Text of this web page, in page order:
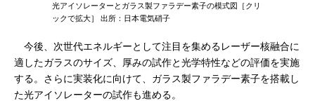
光アイソレーターとガラス製ファラデー素子の模式図［クリ
ックで拡大］ 出所：日本電気硝子
今後、次世代エネルギーとして注目を集めるレーザー核融合に
適したガラスのサイズ、厚みの試作と光学特性などの評価を実施
する。さらに実装化に向けて、ガラス製ファラデー素子を搭載し
た光アイソレーターの試作も進める。